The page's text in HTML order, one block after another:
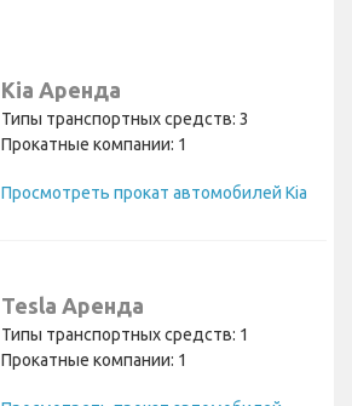
Kia Аренда
Типы транспортных средств: 3
Прокатные компании: 1
Просмотреть прокат автомобилей Kia
Tesla Аренда
Типы транспортных средств: 1
Прокатные компании: 1